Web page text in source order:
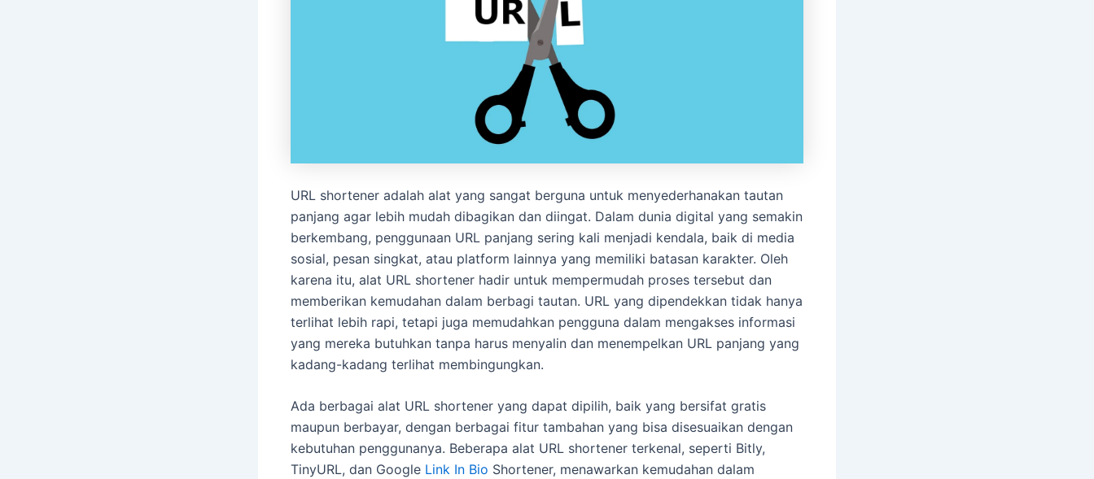
URL shortener adalah alat yang sangat berguna untuk menyederhanakan tautan
panjang agar lebih mudah dibagikan dan diingat. Dalam dunia digital yang semakin
berkembang, penggunaan URL panjang sering kali menjadi kendala, baik di media
sosial, pesan singkat, atau platform lainnya yang memiliki batasan karakter. Oleh
karena itu, alat URL shortener hadir untuk mempermudah proses tersebut dan
memberikan kemudahan dalam berbagi tautan. URL yang dipendekkan tidak hanya
terlihat lebih rapi, tetapi juga memudahkan pengguna dalam mengakses informasi
yang mereka butuhkan tanpa harus menyalin dan menempelkan URL panjang yang
kadang-kadang terlihat membingungkan.
Ada berbagai alat URL shortener yang dapat dipilih, baik yang bersifat gratis
maupun berbayar, dengan berbagai fitur tambahan yang bisa disesuaikan dengan
kebutuhan penggunanya. Beberapa alat URL shortener terkenal, seperti Bitly,
TinyURL, dan Google Link In Bio Shortener, menawarkan kemudahan dalam